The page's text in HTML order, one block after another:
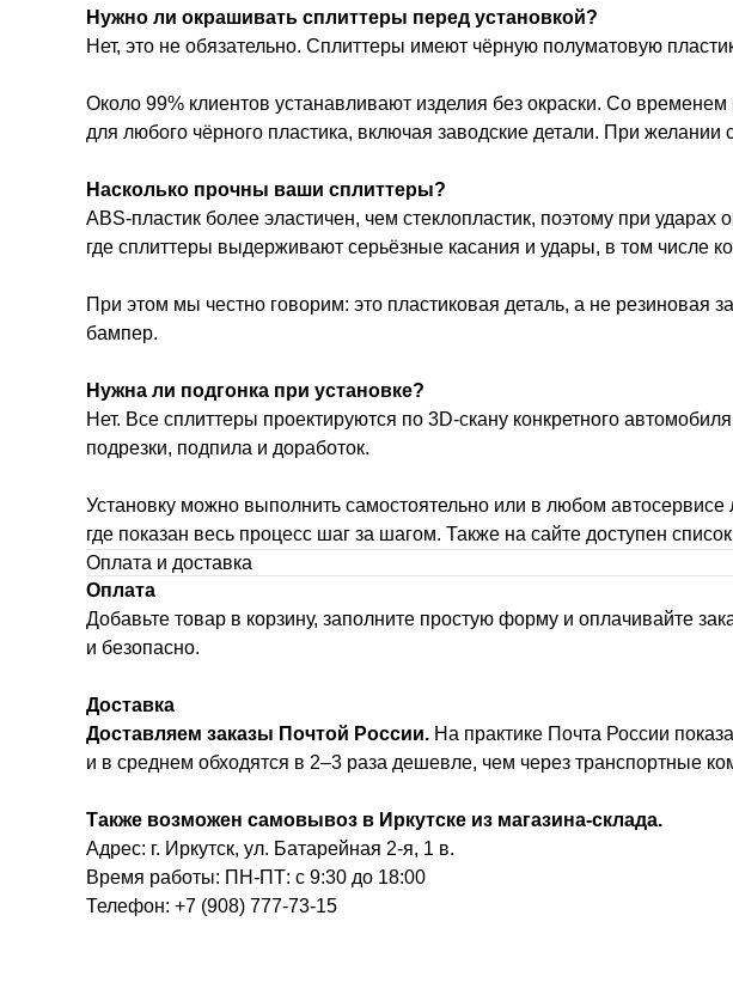
Нужно ли окрашивать сплиттеры перед установкой?
Нет, это не обязательно. Сплиттеры имеют чёрную полуматовую
Около 99% клиентов устанавливают изделия без окраски. Со
для любого чёрного пластика, включая заводские детали. При желании
Насколько прочны ваши сплиттеры?
ABS-пластик более эластичен, чем стеклопластик, поэтому при
где сплиттеры выдерживают серьёзные касания и удары, в том числе
При этом мы честно говорим: это пластиковая деталь, а не резиновая
бампер.
Нужна ли подгонка при установке?
Нет. Все сплиттеры проектируются по 3D-скану конкретного
подрезки, подпила и доработок.
Установку можно выполнить самостоятельно или в любом автосервисе
где показан весь процесс шаг за шагом. Также на сайте доступен
Оплата и доставка
Оплата
Добавьте товар в корзину, заполните простую форму и оплачивайте
и безопасно.
Доставка
Доставляем заказы Почтой России. На практике Почта России
и в среднем обходятся в 2–3 раза дешевле, чем через транспортные
Также возможен самовывоз в Иркутске из магазина-склада.
Адрес: г. Иркутск, ул. Батарейная 2-я, 1 в.
Время работы: ПН-ПТ: с 9:30 до 18:00
Телефон: +7 (908) 777-73-15